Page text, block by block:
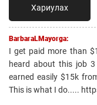
Хариулах
BarbaraLMayorga:
I get paid more than
heard about this job
earned easily $15k
This is what I do.....